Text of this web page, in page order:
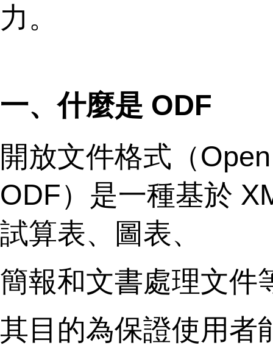
力。
一、什麼是 ODF
開放文件格式（
ODF）是一種基於
試算表、圖表、
簡報和文書處理文件
其目的為保證使用者